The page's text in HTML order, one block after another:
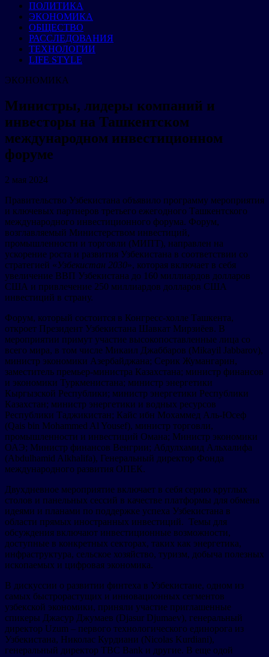
ПОЛИТИКА
ЭКОНОМИКА
ОБЩЕСТВО
РАССЛЕДОВАНИЯ
ТЕХНОЛОГИИ
LIFE STYLE
ЭКОНОМИКА
Министры, лидеры компаний и
инвесторы на Ташкентском
международном инвестиционном
форуме
2 мая 2024
Правительство Узбекистана объявило программу мероприятия
и ключевых партнеров третьего ежегодного Ташкентского
международного инвестиционного форума. Форум,
возглавляемый Министерством инвестиций,
промышленности и торговли (МИПТ), направлен на
ускорение роста и развития Узбекистана в соответствии со
стратегией «Узбекистан 2030», которая включает в себя
увеличение ВВП Узбекистана до 160 миллиардов долларов
США и привлечение 250 миллиардов долларов США
инвестиций в страну.
Форум, который состоится в Конгресс-холле Ташкента,
откроет Президент Узбекистана Шавкат Мирзиёев. В
мероприятии примут участие высокопоставленные лица со
всего мира, в том числе Микаил Джаббаров (Mikayil Jabbarov),
министр экономики Азербайджана; Серик Жумангарин,
заместитель премьер-министра Казахстана; министр финансов
и экономики Туркменистана; министр энергетики
Кыргызской Республики; министр энергетики Республики
Казахстан; министр энергетики и водных ресурсов
Республики Таджикистан; Кайс ибн Мохаммед Аль-Юсеф
(Qais bin Mohammed Al Yousef), министр торговли,
промышленности и инвестиций Омана; Министр экономики
ОАЭ; Министр финансов Венгрии; Абдулхамид Альхалифа
(Abdulhamid Alkhalifa), Генеральный директор Фонда
международного развития ОПЕК.
Двухдневное мероприятие включает в себя серию круглых
столов и панельных сессий в качестве платформы для обмена
идеями и планами по поддержке успеха Узбекистана в
области прямых иностранных инвестиций. Темы для
обсуждения включают инвестиционные возможности,
доступные в конкретных секторах, таких как энергетика,
инфраструктура, сельское хозяйство, туризм, добыча полезных
ископаемых и цифровая экономика.
В дискуссии о развитии финтеха в Узбекистане, одном из
самых быстрорастущих и инновационных сегментов
узбекской экономики, приняли участие приглашенные
спикеры Джасур Джумаев (Djasur Djumaev), генеральный
директор Uzum – первого технологического единорога из
Узбекистана, Николас Курдиани (Nicolas Kurdiani),
генеральный директор TBC Bank и другие. В еще одой